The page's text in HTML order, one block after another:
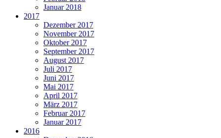
Januar 2018
2017
Dezember 2017
November 2017
Oktober 2017
September 2017
August 2017
Juli 2017
Juni 2017
Mai 2017
April 2017
März 2017
Februar 2017
Januar 2017
2016